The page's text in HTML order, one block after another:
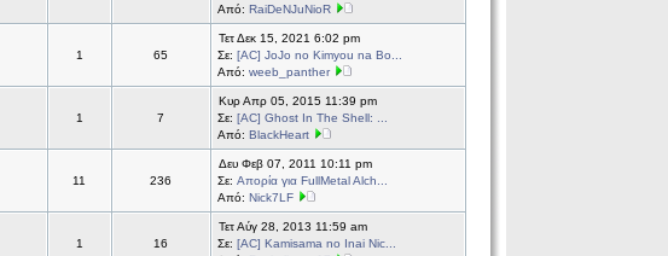
Από: RaiDeNJuNioR
1 65
Τετ Δεκ 15, 2021 6:02 pm
Σε: [AC] JoJo no Kimyou na Bo...
Από: weeb_panther
1 7
Κυρ Απρ 05, 2015 11:39 pm
Σε: [AC] Ghost In The Shell: ...
Από: BlackHeart
11 236
Δευ Φεβ 07, 2011 10:11 pm
Σε: Απορία για FullMetal Alch...
Από: Nick7LF
1 16
Τετ Αύγ 28, 2013 11:59 am
Σε: [AC] Kamisama no Inai Nic...